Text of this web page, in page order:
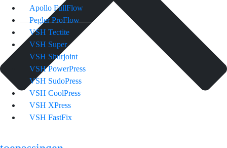
Apollo FullFlow
Pegler ProFlow
VSH Tectite
VSH Super
VSH Shurjoint
VSH PowerPress
VSH SudoPress
VSH CoolPress
VSH XPress
VSH FastFix